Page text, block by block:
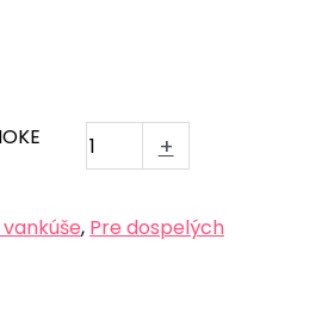
+
, Pre dospelých